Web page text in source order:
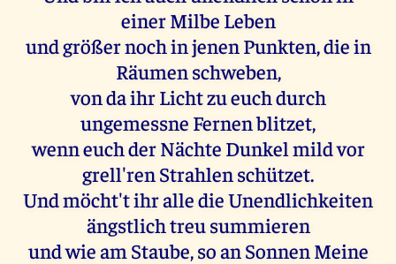
einer Milbe Leben
und größer noch in jenen Punkten, die in
Räumen schweben,
von da ihr Licht zu euch durch
ungemessne Fernen blitzet,
wenn euch der Nächte Dunkel mild vor
grell'ren Strahlen schützet.
Und möcht't ihr alle die Unendlichkeiten
ängstlich treu summieren
und wie am Staube, so an Sonnen Meine